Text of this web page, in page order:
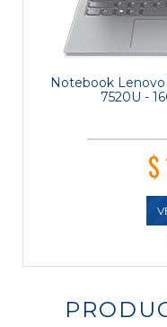
Notebook
7520U -